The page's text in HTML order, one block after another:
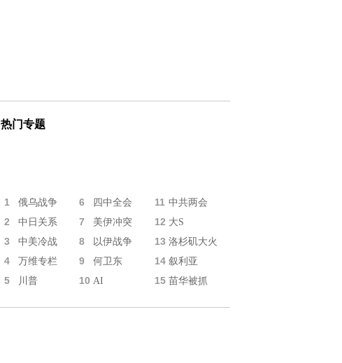
热门专题
1 俄乌战争 6 四中全会 11 中共两会
2 中日关系 7 美伊冲突 12 大S
3 中美冷战 8 以伊战争 13 洛杉矶大火
4 万维专栏 9 何卫东 14 叙利亚
5 川普 10 AI 15 苗华被抓